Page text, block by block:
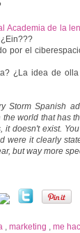
Academia de la
por el
¿La idea de
Storm Spanish
the world that has
it doesn't exist.
were it clearly
but way more
, marketing , me